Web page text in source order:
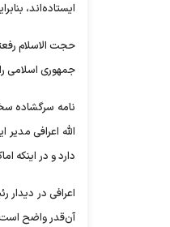
ایستاده‌اند،
حجت الاسلام
جمهوری اسلامی
نامه سرگشاده
الله اعرافی
دارد و در اینکه
اعرافی در دیدار
آن‌قدر واضح است